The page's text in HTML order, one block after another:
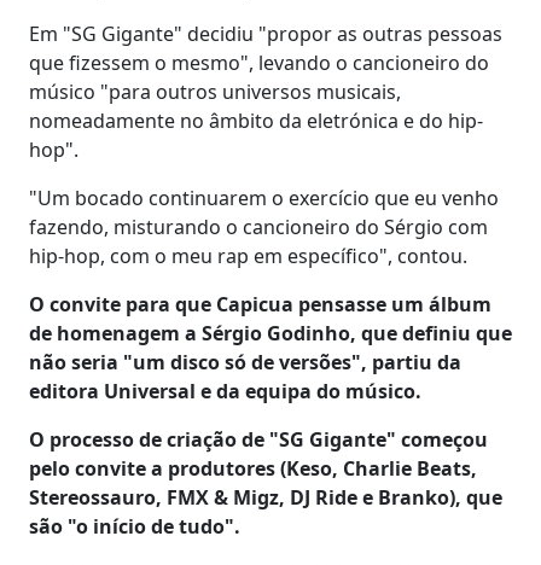
Em "SG Gigante" decidiu "propor as outras pessoas
que fizessem o mesmo", levando o cancioneiro do
músico "para outros universos musicais,
nomeadamente no âmbito da eletrónica e do hip-
hop".
"Um bocado continuarem o exercício que eu venho
fazendo, misturando o cancioneiro do Sérgio com
hip-hop, com o meu rap em específico", contou.
O convite para que Capicua pensasse um álbum
de homenagem a Sérgio Godinho, que definiu que
não seria "um disco só de versões", partiu da
editora Universal e da equipa do músico.
O processo de criação de "SG Gigante" começou
pelo convite a produtores (Keso, Charlie Beats,
Stereossauro, FMX & Migz, DJ Ride e Branko), que
são "o início de tudo".